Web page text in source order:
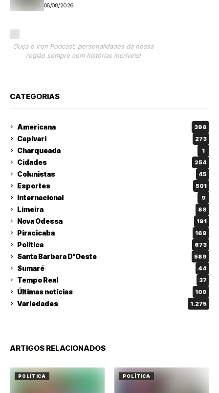
08/08/2026
Ouça o Iron Podcast, personalidades da nossa
região sempre com histórias incríveis!
CATEGORIAS
Americana 398
Capivari 273
Charqueada 1
Cidades 254
Colunistas 45
Esportes 501
Internacional 9
Limeira 88
Nova Odessa 191
Piracicaba 169
Política 673
Santa Barbara D'Oeste 589
Sumaré 44
Tempo Real 37
Últimas notícias 109
Variedades 1.275
ARTIGOS RELACIONADOS
POLÍTICA POLÍTICA